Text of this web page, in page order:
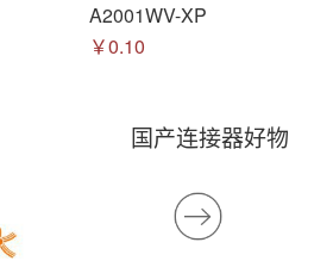
A2001WV-XP
￥0.10
国产连接器好物